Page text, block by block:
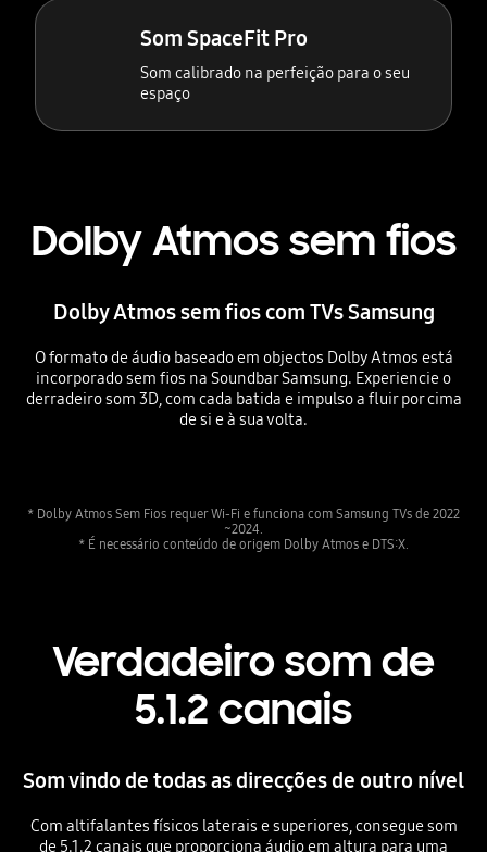
Som SpaceFit Pro
Som calibrado na perfeição para o seu
espaço
Dolby Atmos sem fios
Dolby Atmos sem fios com TVs Samsung
O formato de áudio baseado em objectos Dolby Atmos está
incorporado sem fios na Soundbar Samsung. Experiencie o
derradeiro som 3D, com cada batida e impulso a fluir por cima
de si e à sua volta.
* Dolby Atmos Sem Fios requer Wi-Fi e funciona com Samsung TVs de 2022
~2024.
* É necessário conteúdo de origem Dolby Atmos e DTS:X.
Verdadeiro som de
5.1.2 canais
Som vindo de todas as direcções de outro nível
Com altifalantes físicos laterais e superiores, consegue som
de 5.1.2 canais que proporciona áudio em altura para uma